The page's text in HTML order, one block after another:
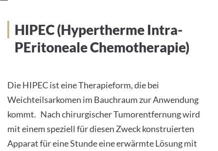
PRESSE
Deutsch
Impressum
HIPEC (Hypertherme Intra-
PEritoneale Chemotherapie)
Die HIPEC ist eine Therapieform, die bei
Weichteilsarkomen im Bauchraum zur Anwendung
kommt. Nach chirurgischer Tumorentfernung wird
mit einem speziell für diesen Zweck konstruierten
Apparat für eine Stunde eine erwärmte Lösung mit